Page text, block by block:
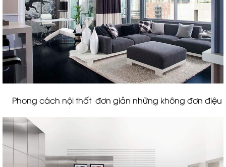
Phong cách nội thất đơn giản những không đơn điệu